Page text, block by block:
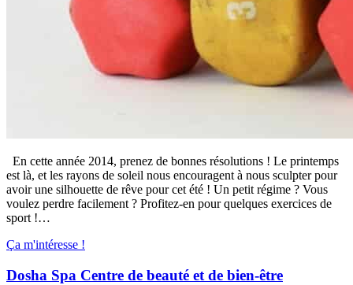
En cette année 2014, prenez de bonnes résolutions ! Le printemps
est là, et les rayons de soleil nous encouragent à nous sculpter pour
avoir une silhouette de rêve pour cet été ! Un petit régime ? Vous
voulez perdre facilement ? Profitez-en pour quelques exercices de
sport !…
Ça m'intéresse !
Dosha Spa Centre de beauté et de bien-être